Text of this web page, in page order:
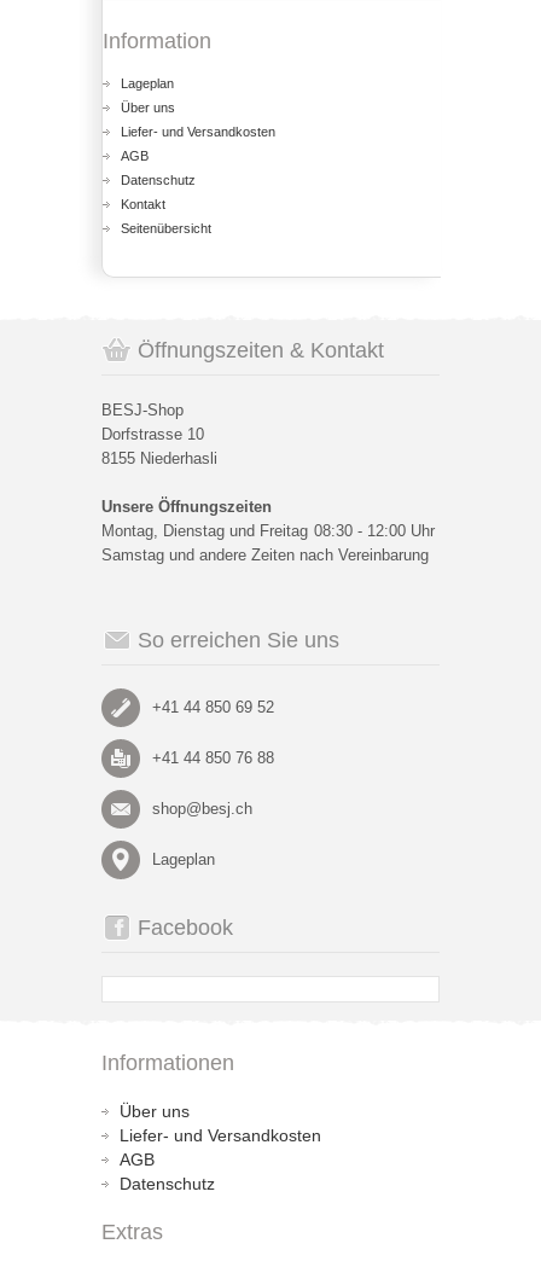
Information
Lageplan
Über uns
Liefer- und Versandkosten
AGB
Datenschutz
Kontakt
Seitenübersicht
Öffnungszeiten & Kontakt
BESJ-Shop
Dorfstrasse 10
8155 Niederhasli
Unsere Öffnungszeiten
Montag, Dienstag und Freitag 08:30 - 12:00 Uhr
Samstag und andere Zeiten nach Vereinbarung
So erreichen Sie uns
+41 44 850 69 52
+41 44 850 76 88
shop@besj.ch
Lageplan
Facebook
Informationen
Über uns
Liefer- und Versandkosten
AGB
Datenschutz
Extras